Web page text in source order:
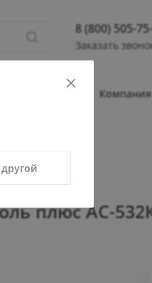
8 (800) 505-
Севастополь
Заказать
Компания
плюс АС-